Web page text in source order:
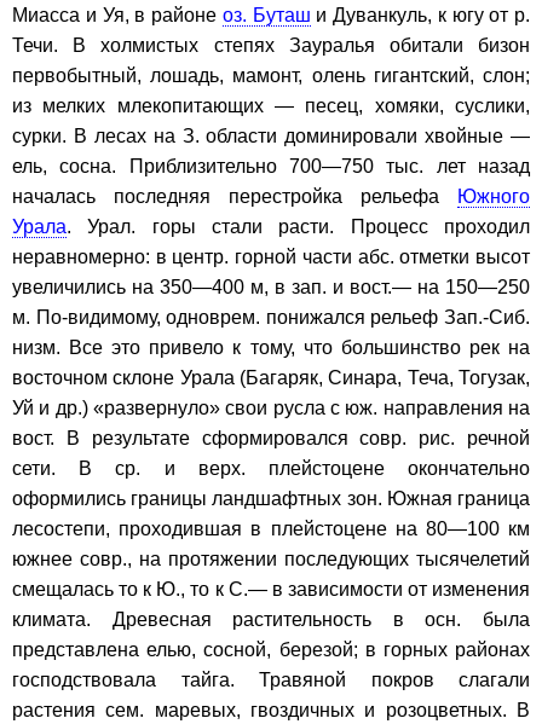
Миасса и Уя, в районе оз. Буташ и Дуванкуль, к югу от р.
Течи. В холмистых степях Зауралья обитали бизон
первобытный, лошадь, мамонт, олень гигантский, слон;
из мелких млекопитающих — песец, хомяки, суслики,
сурки. В лесах на З. области доминировали хвойные —
ель, сосна. Приблизительно 700—750 тыс. лет назад
началась последняя перестройка рельефа
Южного
Урала. Урал. горы стали расти. Процесс проходил
неравномерно: в центр. горной части абс. отметки высот
увеличились на 350—400 м, в зап. и вост.— на 150—250
м. По-видимому, одноврем. понижался рельеф Зап.-Сиб.
низм. Все это привело к тому, что большинство рек на
восточном склоне Урала (Багаряк, Синара, Теча, Тогузак,
Уй и др.) «развернуло» свои русла с юж. направления на
вост. В результате сформировался совр. рис. речной
сети. В ср. и верх. плейстоцене окончательно
оформились границы ландшафтных зон. Южная граница
лесостепи, проходившая в плейстоцене на 80—100 км
южнее совр., на протяжении последующих тысячелетий
смещалась то к Ю., то к С.— в зависимости от изменения
климата. Древесная растительность в осн. была
представлена елью, сосной, березой; в горных районах
господствовала тайга. Травяной покров слагали
растения сем. маревых, гвоздичных и розоцветных. В